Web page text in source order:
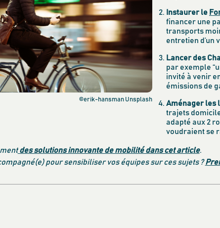
©erik-hansman Unsplash
Instaurer le
financer une
transports
entretien d’un
Lancer des
par exemple
invité à venir
émissions de
Aménager les
trajets
adapté aux 2
voudraient se
des solutions innovante de mobilité dans cet article.
pour sensibiliser vos équipes sur ces sujets ?